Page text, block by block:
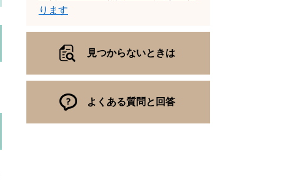
ります
見つからないときは
よくある質問と回答